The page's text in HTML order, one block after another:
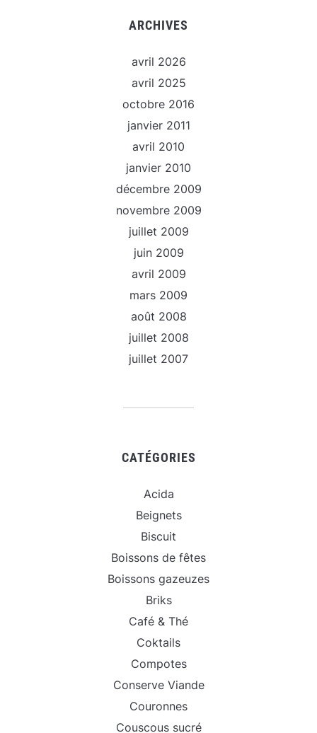
ARCHIVES
avril 2026
avril 2025
octobre 2016
janvier 2011
avril 2010
janvier 2010
décembre 2009
novembre 2009
juillet 2009
juin 2009
avril 2009
mars 2009
août 2008
juillet 2008
juillet 2007
CATÉGORIES
Acida
Beignets
Biscuit
Boissons de fêtes
Boissons gazeuzes
Briks
Café & Thé
Coktails
Compotes
Conserve Viande
Couronnes
Couscous sucré